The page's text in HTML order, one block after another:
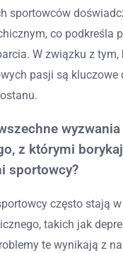
sportowców
co podkreśla
W związku z tym,
pasji są kluczowe
z którymi
sportowcy?
często stają
takich jak
te wynikają z